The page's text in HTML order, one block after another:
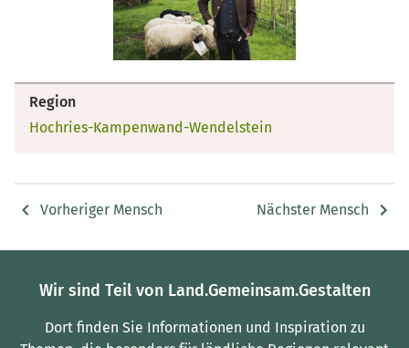
Region
Hochries-Kampenwand-Wendelstein
Vorheriger Mensch Nächster Mensch
Wir sind Teil von Land.Gemeinsam.Gestalten
Dort finden Sie Informationen und Inspiration zu